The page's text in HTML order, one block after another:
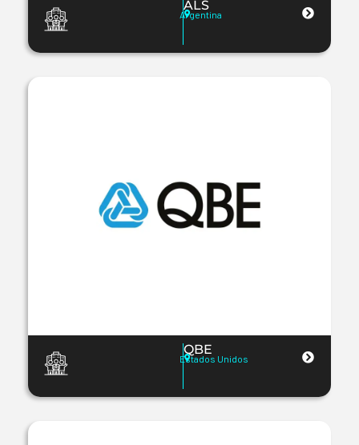
ALS
Argentina
QBE
Estados Unidos